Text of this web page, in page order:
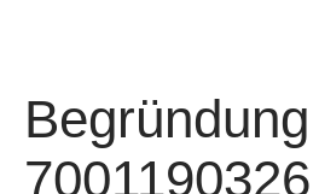
7001190326